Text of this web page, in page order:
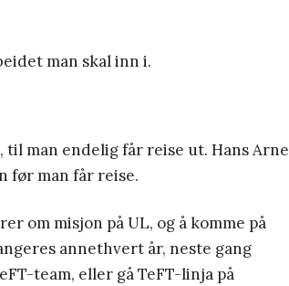
man skal inn i.
man endelig får reise ut. Hans Arne
før man får reise.
om misjon på UL, og å komme på
annethvert år, neste gang
team, eller gå TeFT-linja på